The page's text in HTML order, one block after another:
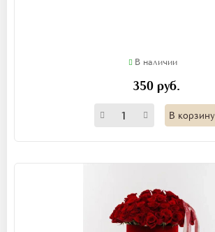
В наличии
350 руб.
В корзину